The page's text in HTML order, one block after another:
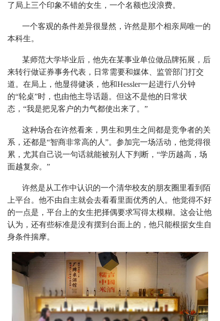
了局上三个印象不错的女生，一个名额也没浪费。
一个客观的条件差异很显然，许然是那个相亲局唯一的
本科生。
某师范大学毕业后，他先在某事业单位做品牌拓展，后
来转行做证券事务代表，日常需要和媒体、监管部门打交
道。在局上，他显得健谈，他和Hessler一起进行八分钟
的“轮桌”时，也由他主导话题。但这不是他的日常状
态，“我是把见客户的力气都使出来了。”
这种场合在许然看来，男生和男生之间都是竞争者的关
系，还都是“智商非常高的人”。参加完一场活动，他觉得很
累，尤其自己说一句话就能被别人下判断，“学历越高，场
面越复杂。”
许然是从工作中认识的一个清华校友的朋友圈里看到陌
上平台。他不由自主就会去看看里面优秀的人。他觉得不好
的一点是，平台上的女生把择偶要求写得太模糊。这会让他
认为，还有些标准是没有摆到台面上的，他只能根据女生自
身条件揣摩。